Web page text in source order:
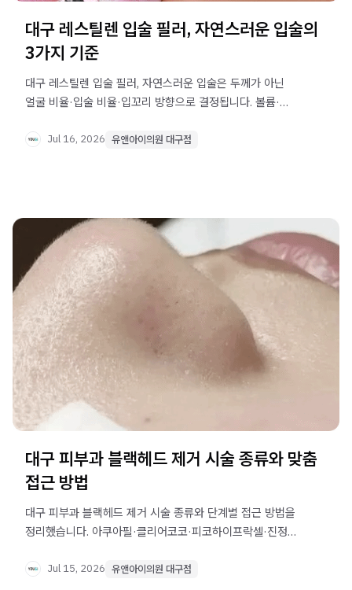
대구 레스틸렌 입술 필러, 자연스러운 입술의
3가지 기준
대구 레스틸렌 입술 필러, 자연스러운 입술은 두께가 아닌
얼굴 비율·입술 비율·입꼬리 방향으로 결정됩니다. 볼륨·
Jul 16, 2026 유앤아이의원 대구점
대구 피부과 블랙헤드 제거 시술 종류와 맞춤
접근 방법
대구 피부과 블랙헤드 제거 시술 종류와 단계별 접근 방법을
정리했습니다. 아쿠아필·클리어코코·피코하이프락셀·진정
확인해보세요.
Jul 15, 2026 유앤아이의원 대구점